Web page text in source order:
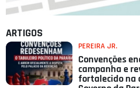
ARTIGOS
PEREIRA JR.
Convenções
campanha e
fortalecido na